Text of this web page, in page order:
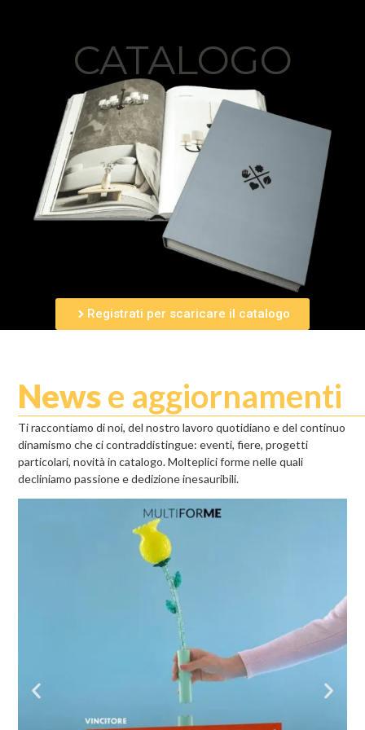
CATALOGO
Registrati per scaricare il catalogo
Newse aggiornamenti
Ti raccontiamo di noi, del nostro lavoro quotidiano e del continuo
dinamismo che ci contraddistingue: eventi, fiere, progetti
particolari, novità in catalogo. Molteplici forme nelle quali
decliniamo passione e dedizione inesauribili.